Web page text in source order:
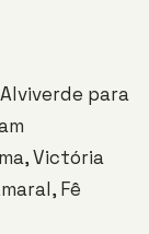
para
Victória
Fê